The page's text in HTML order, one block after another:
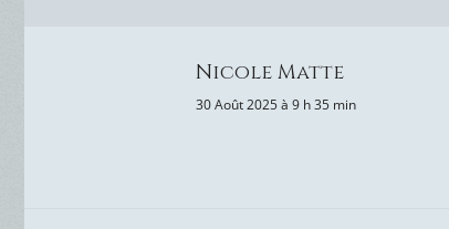
Nicole Matte
30 Août 2025 à 9 h 35 min